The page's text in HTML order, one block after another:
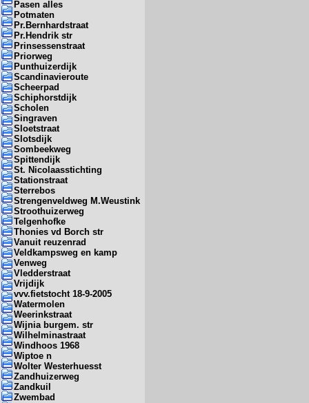
Pasen alles
Potmaten
Pr.Bernhardstraat
Pr.Hendrik str
Prinsessenstraat
Priorweg
Punthuizerdijk
Scandinavieroute
Scheerpad
Schiphorstdijk
Scholen
Singraven
Sloetstraat
Slotsdijk
Sombeekweg
Spittendijk
St. Nicolaasstichting
Stationstraat
Sterrebos
Strengenveldweg M.Weustink
Stroothuizerweg
Telgenhofke
Thonies vd Borch str
Vanuit reuzenrad
Veldkampsweg en kamp
Venweg
Vledderstraat
Vrijdijk
vvv.fietstocht 18-9-2005
Watermolen
Weerinkstraat
Wijnia burgem. str
Wilhelminastraat
Windhoos 1968
Wiptoe n
Wolter Westerhuesst
Zandhuizerweg
Zandkuil
Zwembad